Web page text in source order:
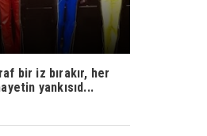
bir iz bırakır, her
yankısıd...